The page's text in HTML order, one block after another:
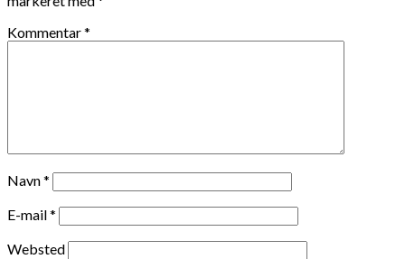
Kommentar*
Navn*
E-mail*
Websted